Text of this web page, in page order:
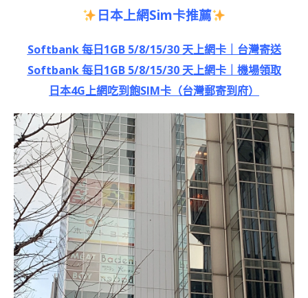
日本上網Sim卡推薦
Softbank每日1GB 5/8/15/30 天上網卡｜台灣寄送
Softbank每日1GB 5/8/15/30 天上網卡｜機場領取
日本4G上網吃到飽SIM卡（台灣郵寄到府）